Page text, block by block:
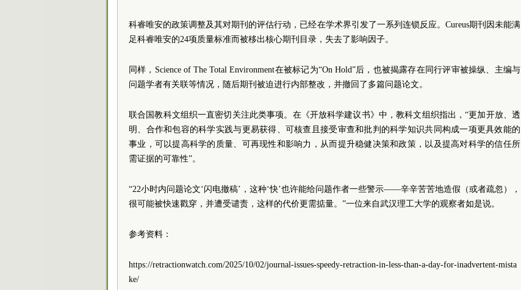
科睿唯安的政策调整及其对期刊的评估行动，已经在学术界引发了一系列连锁反应。Cureus期刊因未能满
足科睿唯安的24项质量标准而被移出核心期刊目录，失去了影响因子。
同样，Science of The Total Environment在被标记为“On Hold”后，也被揭露存在同行评审被操纵、主编与
问题学者有关联等情况，随后期刊被迫进行内部整改，并撤回了多篇问题论文。
联合国教科文组织一直密切关注此类事项。在《开放科学建议书》中，教科文组织指出，“更加开放、透
明、合作和包容的科学实践与更易获得、可核查且接受审查和批判的科学知识共同构成一项更具效能的
事业，可以提高科学的质量、可再现性和影响力，从而提升稳健决策和政策，以及提高对科学的信任所
需证据的可靠性”。
“22小时内问题论文‘闪电撤稿’，这种‘快’也许能给问题作者一些警示——辛辛苦苦地造假（或者疏忽），
很可能被快速戳穿，并遭受谴责，这样的代价更需掂量。”一位来自武汉理工大学的观察者如是说。
参考资料：
https://retractionwatch.com/2025/10/02/journal-issues-speedy-retraction-in-less-than-a-day-for-inadvertent-mista
ke/